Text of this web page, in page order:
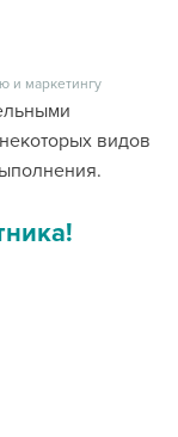
и маркетингу
видов